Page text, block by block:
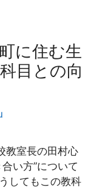
に住む生
目との向
教室長の田村心
い方”について
してもこの教科